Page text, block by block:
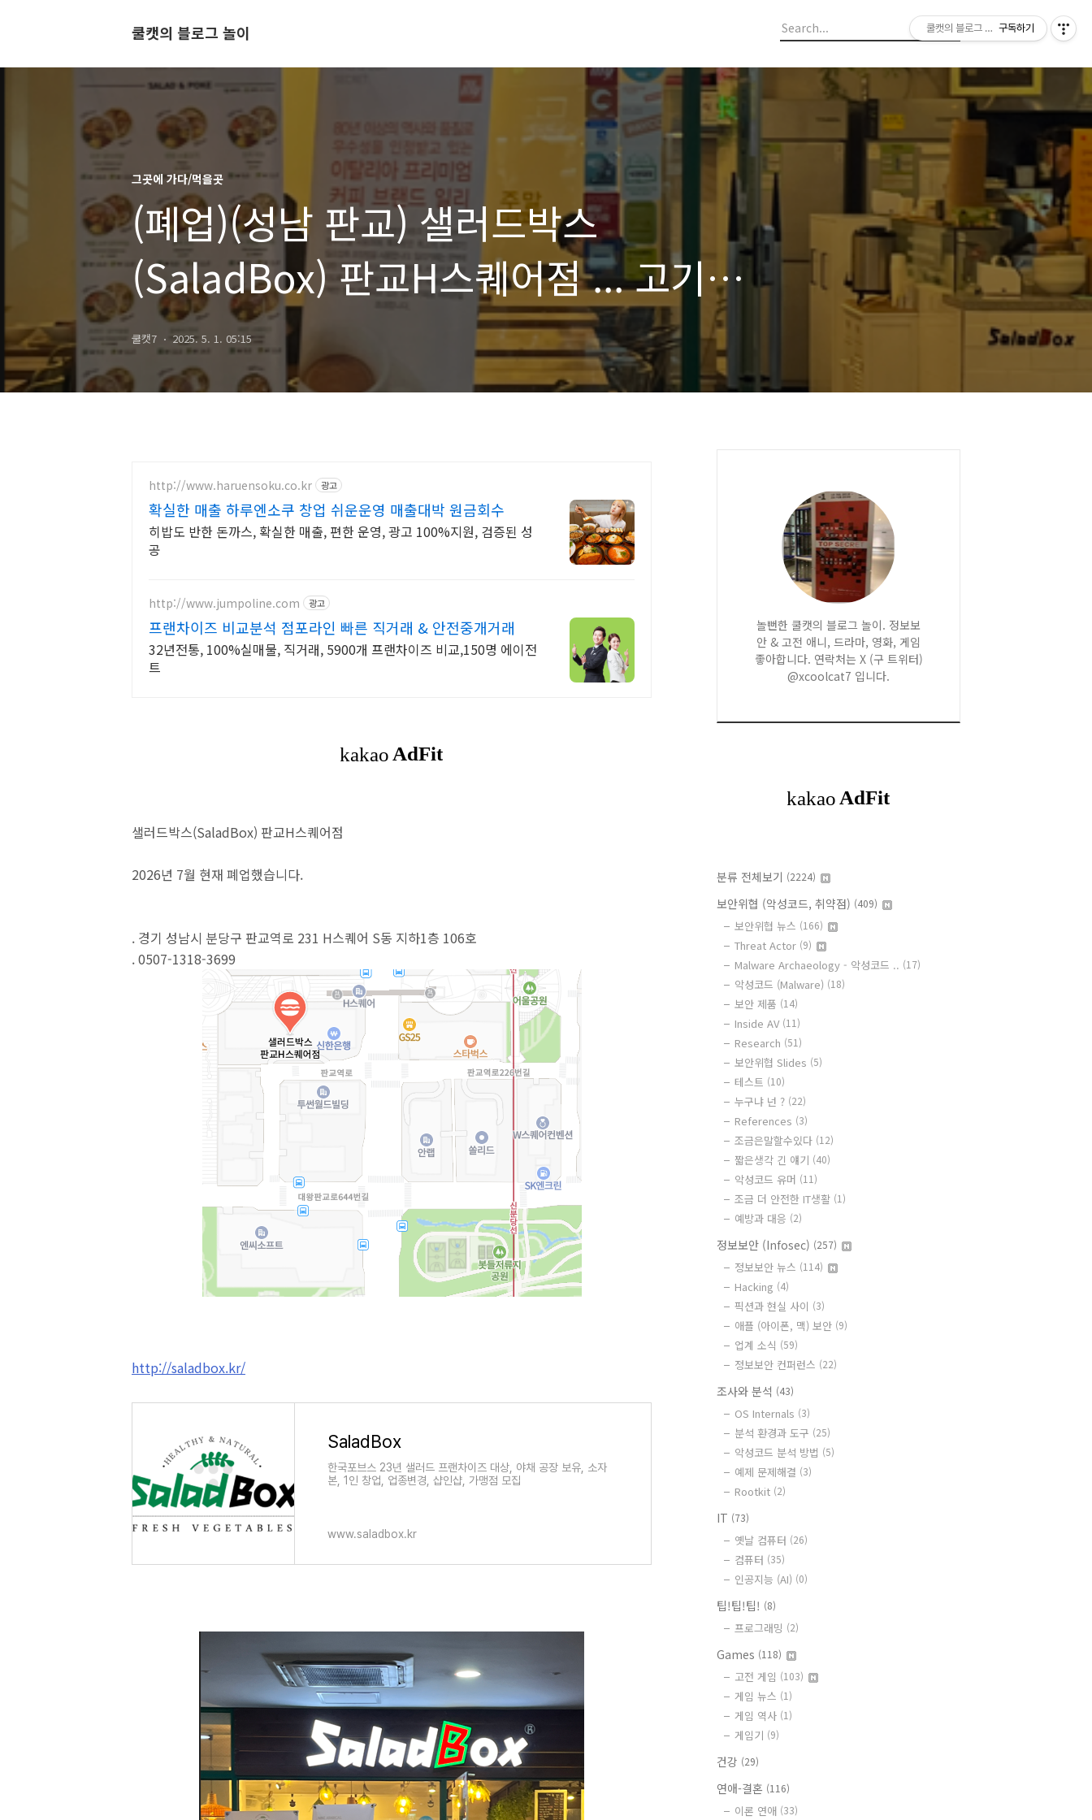
쿨캣의 블로그 놀이
그곳에 가다/먹을곳
(폐업)(성남 판교) 샐러드박스
(SaladBox) 판교H스퀘어점 ... 고기
양이 푸짐했는데
쿨캣7 2025. 5. 1. 05:15
http://www.haruensoku.co.kr 광고
확실한 매출 하루엔소쿠 창업 쉬운운영 매출대박 원금회수
히밥도 반한 돈까스, 확실한 매출, 편한 운영, 광고 100%지원, 검증된 성
공
http://www.jumpoline.com 광고
프랜차이즈 비교분석 점포라인 빠른 직거래 & 안전중개거래
32년전통, 100%실매물, 직거래, 5900개 프랜차이즈 비교,150명 에이전
트
샐러드박스(SaladBox) 판교H스퀘어점
2026년 7월 현재 폐업했습니다.
. 경기 성남시 분당구 판교역로 231 H스퀘어 S동 지하1층 106호
. 0507-1318-3699
http://saladbox.kr/
SaladBox
한국포브스 23년 샐러드 프랜차이즈 대상, 야채 공장 보유, 소자
본, 1인 창업, 업종변경, 샵인샵, 가맹점 모집
www.saladbox.kr
놀뻔한 쿨캣의 블로그 놀이. 정보보
안 & 고전 애니, 드라마, 영화, 게임
좋아합니다. 연락처는 X (구 트위터)
@xcoolcat7 입니다.
분류 전체보기 (2224)
보안위협 (악성코드, 취약점) (409)
보안위협 뉴스 (166)
Threat Actor (9)
Malware Archaeology - 악성코드 .. (17)
악성코드 (Malware) (18)
보안 제품 (14)
Inside AV (11)
Research (51)
보안위협 Slides (5)
테스트 (10)
누구냐 넌 ? (22)
References (3)
조금은말할수있다 (12)
짧은생각 긴 얘기 (40)
악성코드 유머 (11)
조금 더 안전한 IT생활 (1)
예방과 대응 (2)
정보보안 (Infosec) (257)
정보보안 뉴스 (114)
Hacking (4)
픽션과 현실 사이 (3)
애플 (아이폰, 맥) 보안 (9)
업계 소식 (59)
정보보안 컨퍼런스 (22)
조사와 분석 (43)
OS Internals (3)
분석 환경과 도구 (25)
악성코드 분석 방법 (5)
예제 문제해결 (3)
Rootkit (2)
IT (73)
옛날 컴퓨터 (26)
컴퓨터 (35)
인공지능 (AI) (0)
팁!팁!팁! (8)
프로그래밍 (2)
Games (118)
고전 게임 (103)
게임 뉴스 (1)
게임 역사 (1)
게임기 (9)
건강 (29)
연애-결혼 (116)
이론 연애 (33)
쿨캣의 블로그 놀이구독하기